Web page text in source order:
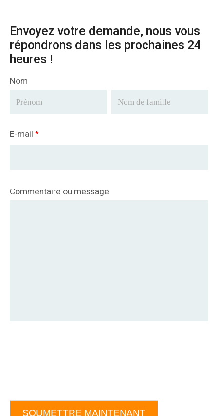
Envoyez votre demande, nous vous
répondrons dans les prochaines 24
heures !
Nom
E-mail *
Commentaire ou message
SOUMETTRE MAINTENANT